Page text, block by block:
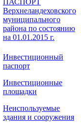
Верхнеландеховского
муниципального
района по состоянию
на 01.01.2015 г.
Инвестиционный
паспорт
Инвестиционные
площадки
Неиспользуемые
здания и сооружения